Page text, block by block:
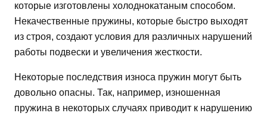
которые изготовлены холоднокатаным способом.
Некачественные пружины, которые быстро выходят
из строя, создают условия для различных нарушений
работы подвески и увеличения жесткости.
Некоторые последствия износа пружин могут быть
довольно опасны. Так, например, изношенная
пружина в некоторых случаях приводит к нарушению